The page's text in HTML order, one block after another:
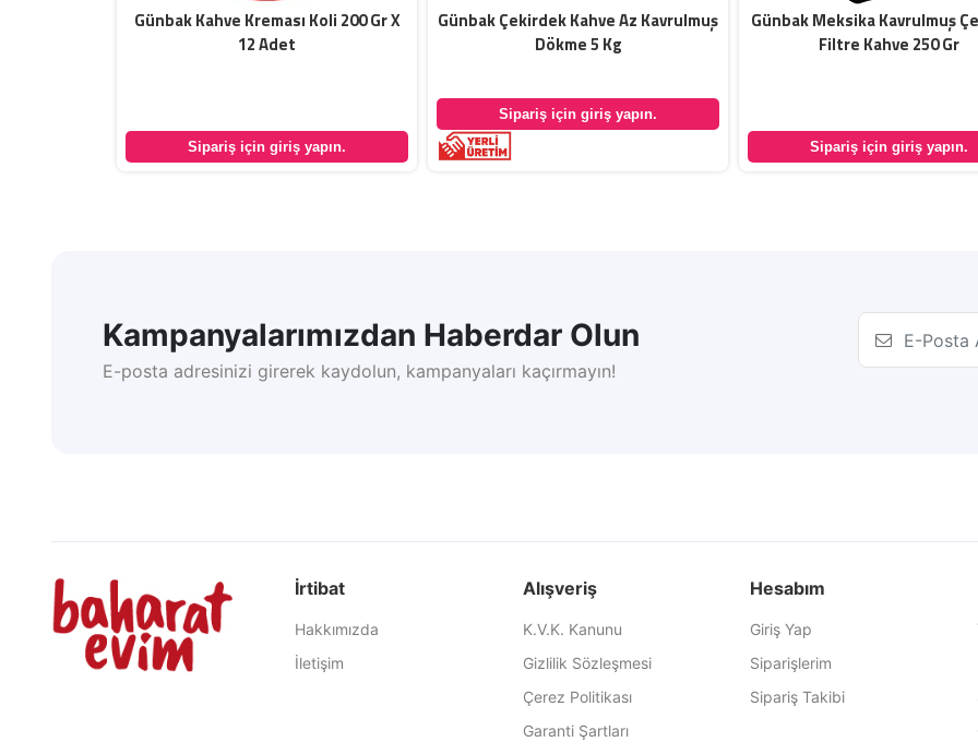
Günbak Kahve Kreması Koli 200 Gr X
12 Adet
Sipariş için giriş yapın.
Günbak Çekirdek Kahve Az Kavrulmuş
Dökme 5 Kg
Sipariş için giriş yapın.
Günbak Meksika Kavrulmuş
Filtre Kahve 250 Gr
Sipariş için giriş yapın.
Kampanyalarımızdan Haberdar Olun
E-posta adresinizi girerek kaydolun, kampanyaları kaçırmayın!
İrtibat
Hakkımızda
İletişim
Alışveriş
K.V.K. Kanunu
Gizlilik Sözleşmesi
Çerez Politikası
Garanti Şartları
Hesabım
Giriş Yap
Siparişlerim
Sipariş Takibi